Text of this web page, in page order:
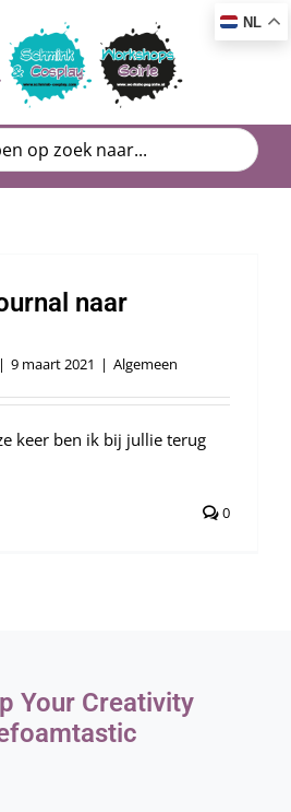
naar
| 9 maart 2021 | Algemeen
keer ben ik bij jullie terug
0
Your Creativity
NL